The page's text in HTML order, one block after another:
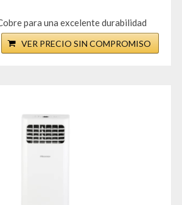
para una excelente durabilidad
VER PRECIO SIN COMPROMISO